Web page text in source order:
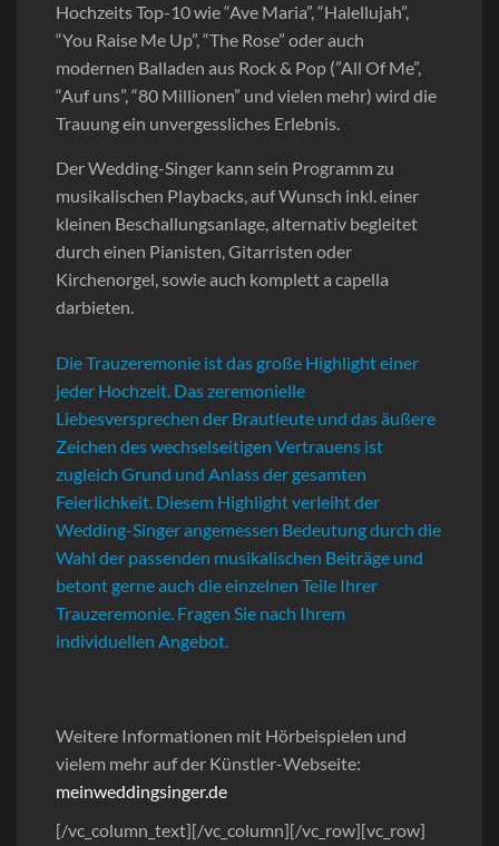
Hochzeits Top-10 wie “Ave Maria”, “Halellujah”,
“You Raise Me Up”, “The Rose” oder auch
modernen Balladen aus Rock & Pop (”All Of Me”,
“Auf uns”, “80 Millionen” und vielen mehr) wird die
Trauung ein unvergessliches Erlebnis.
Der Wedding-Singer kann sein Programm zu
musikalischen Playbacks, auf Wunsch inkl. einer
kleinen Beschallungsanlage, alternativ begleitet
durch einen Pianisten, Gitarristen oder
Kirchenorgel, sowie auch komplett a capella
darbieten.
Die Trauzeremonie ist das große Highlight einer
jeder Hochzeit. Das zeremonielle
Liebesversprechen der Brautleute und das äußere
Zeichen des wechselseitigen Vertrauens ist
zugleich Grund und Anlass der gesamten
Feierlichkeit. Diesem Highlight verleiht der
Wedding-Singer angemessen Bedeutung durch die
Wahl der passenden musikalischen Beiträge und
betont gerne auch die einzelnen Teile Ihrer
Trauzeremonie. Fragen Sie nach Ihrem
individuellen Angebot.
Weitere Informationen mit Hörbeispielen und
vielem mehr auf der Künstler-Webseite:
meinweddingsinger.de
[/vc_column_text][/vc_column][/vc_row][vc_row]